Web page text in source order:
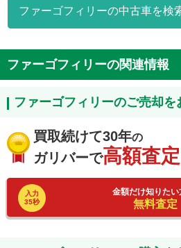
ファーゴフィリーの中古車を検
ファーゴフィリーの関連情報
ファーゴフィリーのご売却を
買取続けて30年の
ガリバーで高額査定
入力
35秒
金額だけ知りたい
無料査定